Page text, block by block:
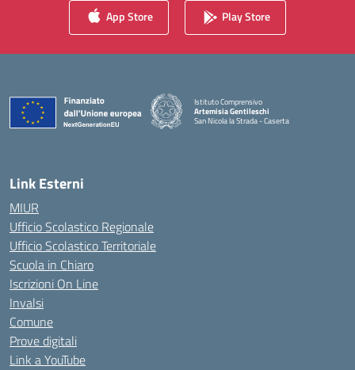
App Store Play Store
Istituto Comprensivo
Artemisia Gentileschi
San Nicola la Strada - Caserta
Link Esterni
MIUR
Ufficio Scolastico Regionale
Ufficio Scolastico Territoriale
Scuola in Chiaro
Iscrizioni On Line
Invalsi
Comune
Prove digitali
Link a YouTube